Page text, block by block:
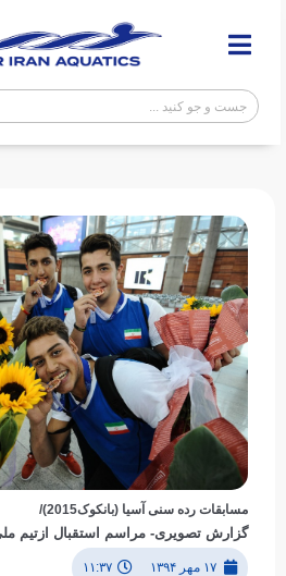
مسابقات رده سنی آسیا (بانکوک2015)/
گزارش تصویری- مراسم استقبال ازتیم ملی واترپلو
۱۷ مهر ۱۳۹۴ ۱۱:۳۷